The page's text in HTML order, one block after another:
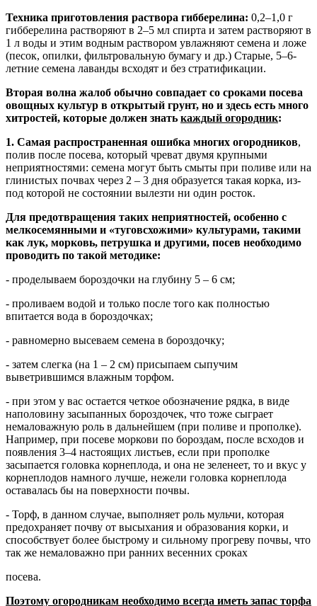
Техника приготовления раствора гибберелина: 0,2–1,0 г
гибберелина растворяют в 2–5 мл спирта и затем растворяют в
1 л воды и этим водным раствором увлажняют семена и ложе
(песок, опилки, фильтровальную бумагу и др.) Старые, 5–6-
летние семена лаванды всходят и без стратификации.
Вторая волна жалоб обычно совпадает со сроками посева
овощных культур в открытый грунт, но и здесь есть много
хитростей, которые должен знать каждый огородник:
1. Самая распространенная ошибка многих огородников,
полив после посева, который чреват двумя крупными
неприятностями: семена могут быть смыты при поливе или на
глинистых почвах через 2 – 3 дня образуется такая корка, из-
под которой не состоянии вылезти ни один росток.
Для предотвращения таких неприятностей, особенно с
мелкосемянными и «туговсхожими» культурами, такими
как лук, морковь, петрушка и другими, посев необходимо
проводить по такой методике:
- проделываем бороздочки на глубину 5 – 6 см;
- проливаем водой и только после того как полностью
впитается вода в бороздочках;
- равномерно высеваем семена в бороздочку;
- затем слегка (на 1 – 2 см) присыпаем сыпучим
выветрившимся влажным торфом.
- при этом у вас остается четкое обозначение рядка, в виде
наполовину засыпанных бороздочек, что тоже сыграет
немаловажную роль в дальнейшем (при поливе и прополке).
Например, при посеве моркови по бороздам, после всходов и
появления 3–4 настоящих листьев, если при прополке
засыпается головка корнеплода, и она не зеленеет, то и вкус у
корнеплодов намного лучше, нежели головка корнеплода
оставалась бы на поверхности почвы.
- Торф, в данном случае, выполняет роль мульчи, которая
предохраняет почву от высыхания и образования корки, и
способствует более быстрому и сильному прогреву почвы, что
так же немаловажно при ранних весенних сроках
посева.
Поэтому огородникам необходимо всегда иметь запас торфа